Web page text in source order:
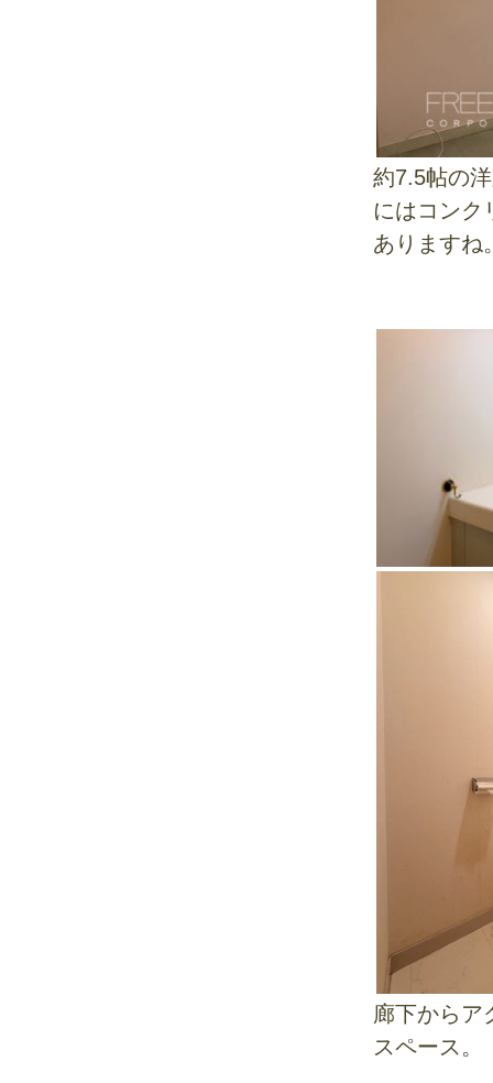
約7.5帖の
にはコンク
ありますね
廊下からア
スペース。